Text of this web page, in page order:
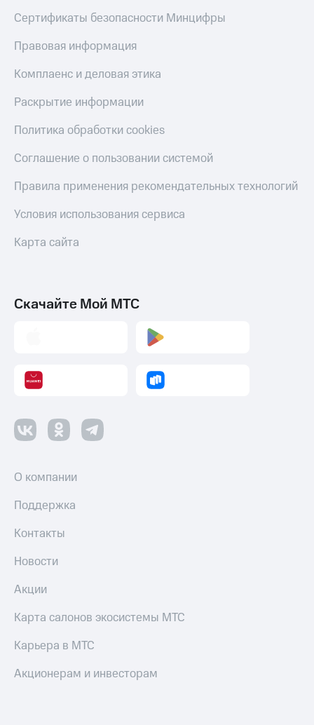
Сертификаты безопасности Минцифры
Правовая информация
Комплаенс и деловая этика
Раскрытие информации
Политика обработки cookies
Соглашение о пользовании системой
Правила применения рекомендательных технологий
Условия использования сервиса
Карта сайта
Скачайте Мой МТС
О компании
Поддержка
Контакты
Новости
Акции
Карта салонов экосистемы МТС
Карьера в МТС
Акционерам и инвесторам